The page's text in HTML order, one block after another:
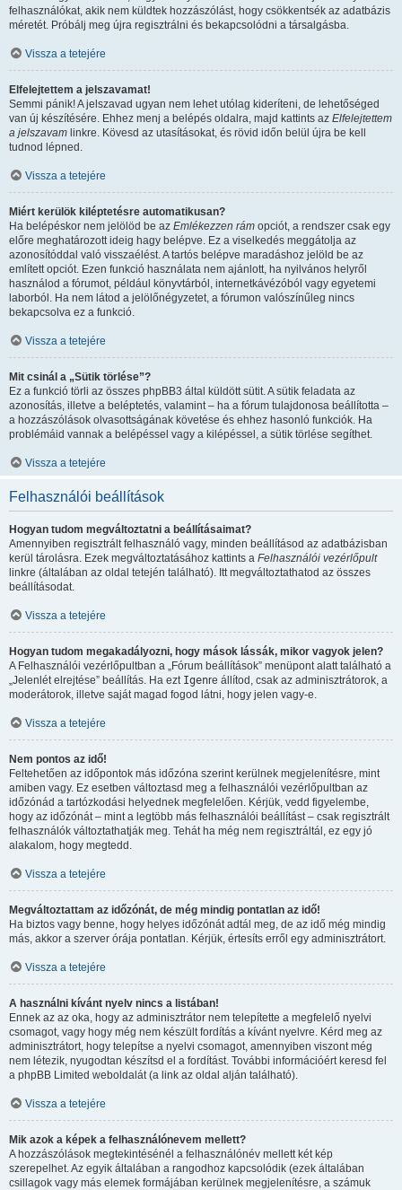
felhasználókat, akik nem küldtek hozzászólást, hogy csökkentsék az adatbázis
méretét. Próbálj meg újra regisztrálni és bekapcsolódni a társalgásba.
Vissza a tetejére
Elfelejtettem a jelszavamat!
Semmi pánik! A jelszavad ugyan nem lehet utólag kideríteni, de lehetőséged
van új készítésére. Ehhez menj a belépés oldalra, majd kattints az Elfelejtettem
a jelszavam linkre. Kövesd az utasításokat, és rövid időn belül újra be kell
tudnod lépned.
Vissza a tetejére
Miért kerülök kiléptetésre automatikusan?
Ha belépéskor nem jelölöd be az Emlékezzen rám opciót, a rendszer csak egy
előre meghatározott ideig hagy belépve. Ez a viselkedés meggátolja az
azonosítóddal való visszaélést. A tartós belépve maradáshoz jelöld be az
említett opciót. Ezen funkció használata nem ajánlott, ha nyilvános helyről
használod a fórumot, például könyvtárból, internetkávézóból vagy egyetemi
laborból. Ha nem látod a jelölőnégyzetet, a fórumon valószínűleg nincs
bekapcsolva ez a funkció.
Vissza a tetejére
Mit csinál a „Sütik törlése”?
Ez a funkció törli az összes phpBB3 által küldött sütit. A sütik feladata az
azonosítás, illetve a beléptetés, valamint – ha a fórum tulajdonosa beállította –
a hozzászólások olvasottságának követése és ehhez hasonló funkciók. Ha
problémáid vannak a belépéssel vagy a kilépéssel, a sütik törlése segíthet.
Vissza a tetejére
Felhasználói beállítások
Hogyan tudom megváltoztatni a beállításaimat?
Amennyiben regisztrált felhasználó vagy, minden beállításod az adatbázisban
kerül tárolásra. Ezek megváltoztatásához kattints a Felhasználói vezérlőpult
linkre (általában az oldal tetején található). Itt megváltoztathatod az összes
beállításodat.
Vissza a tetejére
Hogyan tudom megakadályozni, hogy mások lássák, mikor vagyok jelen?
A Felhasználói vezérlőpultban a „Fórum beállítások” menüpont alatt található a
„Jelenlét elrejtése” beállítás. Ha ezt Igenre állítod, csak az adminisztrátorok, a
moderátorok, illetve saját magad fogod látni, hogy jelen vagy-e.
Vissza a tetejére
Nem pontos az idő!
Feltehetően az időpontok más időzóna szerint kerülnek megjelenítésre, mint
amiben vagy. Ez esetben változtasd meg a felhasználói vezérlőpultban az
időzónád a tartózkodási helyednek megfelelően. Kérjük, vedd figyelembe,
hogy az időzónát – mint a legtöbb más felhasználói beállítást – csak regisztrált
felhasználók változtathatják meg. Tehát ha még nem regisztráltál, ez egy jó
alakalom, hogy megtedd.
Vissza a tetejére
Megváltoztattam az időzónát, de még mindig pontatlan az idő!
Ha biztos vagy benne, hogy helyes időzónát adtál meg, de az idő még mindig
más, akkor a szerver órája pontatlan. Kérjük, értesíts erről egy adminisztrátort.
Vissza a tetejére
A használni kívánt nyelv nincs a listában!
Ennek az az oka, hogy az adminisztrátor nem telepítette a megfelelő nyelvi
csomagot, vagy hogy még nem készült fordítás a kívánt nyelvre. Kérd meg az
adminisztrátort, hogy telepítse a nyelvi csomagot, amennyiben viszont még
nem létezik, nyugodtan készítsd el a fordítást. További információért keresd fel
a phpBB Limited weboldalát (a link az oldal alján található).
Vissza a tetejére
Mik azok a képek a felhasználónevem mellett?
A hozzászólások megtekintésénél a felhasználónév mellett két kép
szerepelhet. Az egyik általában a rangodhoz kapcsolódik (ezek általában
csillagok vagy más elemek formájában kerülnek megjelenítésre, a számuk